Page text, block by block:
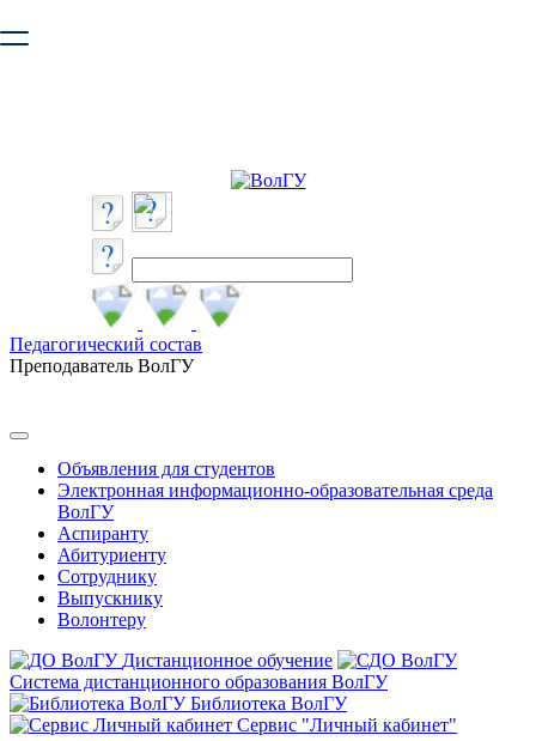
безопасную работу с сайтом. Пожалуйста
Педагогический состав
Преподаватель ВолГУ
Объявления для студентов
Электронная информационно-образовательная среда
ВолГУ
Аспиранту
Абитуриенту
Сотруднику
Выпускнику
Волонтеру
Дистанционное обучение
Система дистанционного образования ВолГУ
Библиотека ВолГУ
Сервис "Личный кабинет"